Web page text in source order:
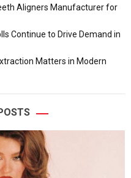
Aligners Manufacturer for
Continue to Drive Demand in
Matters in Modern